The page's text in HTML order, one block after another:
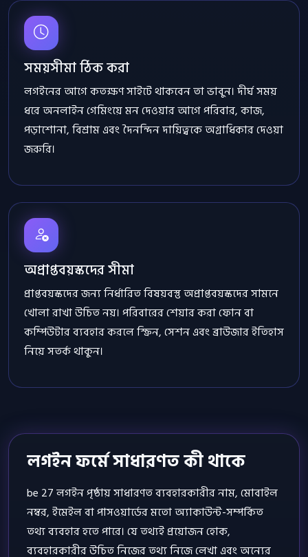
সময়সীমা ঠিক করা
লগইনের আগে কতক্ষণ সাইটে থাকবেন তা ভাবুন। দীর্ঘ সময়
ধরে অনলাইন গেমিংয়ে মন দেওয়ার আগে পরিবার, কাজ,
পড়াশোনা, বিশ্রাম এবং দৈনন্দিন দায়িত্বকে অগ্রাধিকার দেওয়া
জরুরি।
অপ্রাপ্তবয়স্কদের সীমা
প্রাপ্তবয়স্কদের জন্য নির্ধারিত বিষয়বস্তু অপ্রাপ্তবয়স্কদের সামনে
খোলা রাখা উচিত নয়। পরিবারের শেয়ার করা ফোন বা
কম্পিউটার ব্যবহার করলে স্ক্রিন, সেশন এবং ব্রাউজার ইতিহাস
নিয়ে সতর্ক থাকুন।
লগইন ফর্মে সাধারণত কী থাকে
be 27 লগইন পৃষ্ঠায় সাধারণত ব্যবহারকারীর নাম, মোবাইল
নম্বর, ইমেইল বা পাসওয়ার্ডের মতো অ্যাকাউন্ট-সম্পর্কিত
তথ্য ব্যবহার হতে পারে। যে তথ্যই প্রয়োজন হোক,
ব্যবহারকারীর উচিত নিজের তথ্য নিজে লেখা এবং অন্যের